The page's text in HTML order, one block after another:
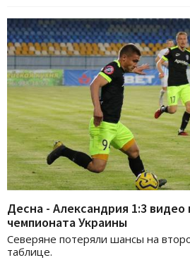
Десна - Александрия 1:3 видео
чемпионата Украины
Северяне потеряли шансы на
таблице.